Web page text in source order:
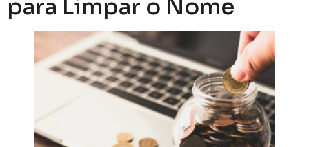
para Limpar o Nome